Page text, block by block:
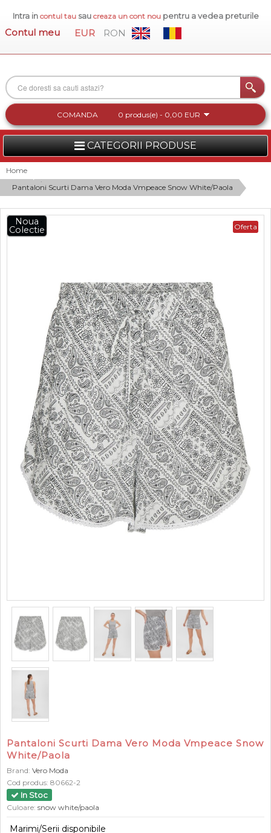
Intra in contul tausau creaza un cont nou pentru a vedea preturile
Contul meu EUR RON
COMANDA 0 produs(e) - 0,00 EUR
CATEGORII PRODUSE
FEMEI
BARBATI
INCALTAMINTE DAMA
INFORMATII
CONTACT
Home
Pantaloni Scurti Dama Vero Moda Vmpeace Snow White/Paola
Oferta
Noua
Colectie
Pantaloni Scurti Dama Vero Moda Vmpeace Snow
White/Paola
Brand: Vero Moda
Cod produs: 80662-2
In Stoc
Culoare: snow white/paola
Marimi/Serii disponibile